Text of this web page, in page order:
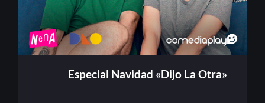
Especial Navidad «Dijo La Otra»